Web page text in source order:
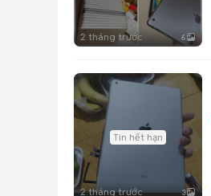
2 tháng trước 6
Tin hết hạn
2 tháng trước 3